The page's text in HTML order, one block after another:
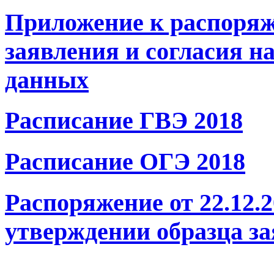
Приложение к
заявления и согласия
данных
Расписание ГВЭ 2018
Расписание ОГЭ 2018
Распоряжение от
утверждении образца